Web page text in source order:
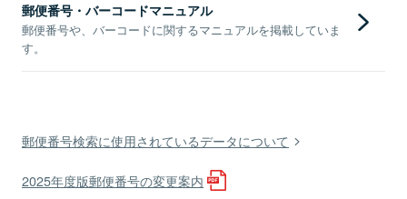
郵便番号・バーコードマニュアル
郵便番号や、バーコードに関するマニュアルを掲載していま
す。
郵便番号検索に使用されているデータについて
2025年度版郵便番号の変更案内